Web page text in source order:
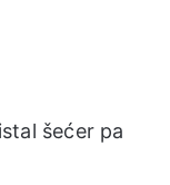
šećer pa